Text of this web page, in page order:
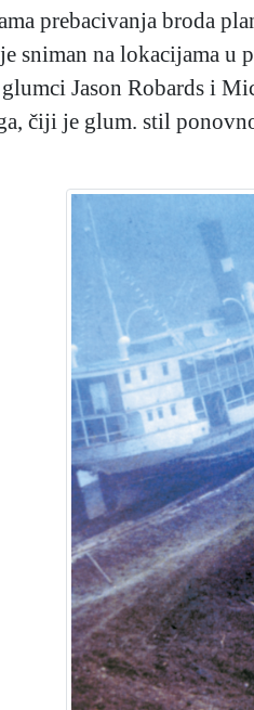
prebacivanja broda
sniman na lokacijama u
Jason Robards i
čiji je glum. stil